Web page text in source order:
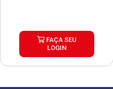
FAÇA SEU
LOGIN